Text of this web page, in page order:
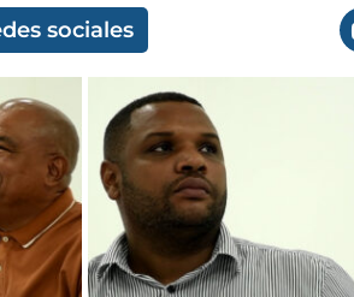
sociales